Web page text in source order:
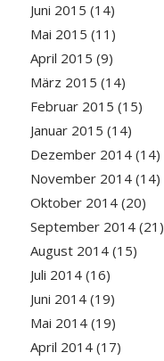
Juni 2015 (14)
Mai 2015 (11)
April 2015 (9)
März 2015 (14)
Februar 2015 (15)
Januar 2015 (14)
Dezember 2014(14)
November 2014(14)
Oktober 2014(20)
September 2014(21)
August 2014(15)
Juli 2014(16)
Juni 2014(19)
Mai 2014(19)
April 2014(17)